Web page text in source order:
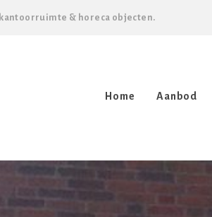
& horeca objecten.
Home Aanbod